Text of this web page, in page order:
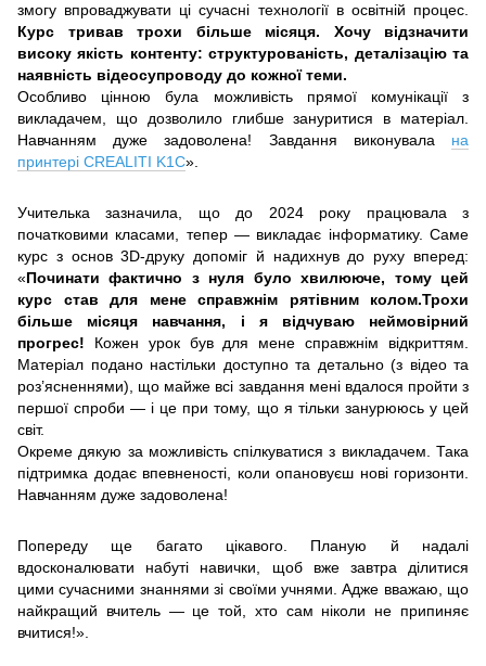
змогу впроваджувати ці сучасні технології в освітній процес.
Курс тривав трохи більше місяця. Хочу відзначити
високу якість контенту: структурованість, деталізацію та
наявність відеосупроводу до кожної теми.
Особливо цінною була можливість прямої комунікації з
викладачем, що дозволило глибше зануритися в матеріал.
Навчанням дуже задоволена! Завдання виконувала на
принтері CREALITI K1С».
Учителька зазначила, що до 2024 року працювала з
початковими класами, тепер — викладає інформатику. Саме
курс з основ 3D-друку допоміг й надихнув до руху вперед:
«Починати фактично з нуля було хвилююче, тому цей
курс став для мене справжнім рятівним колом.Трохи
більше місяця навчання, і я відчуваю неймовірний
прогрес! Кожен урок був для мене справжнім відкриттям.
Матеріал подано настільки доступно та детально (з відео та
роз’ясненнями), що майже всі завдання мені вдалося пройти з
першої спроби — і це при тому, що я тільки занурююсь у цей
світ.
Окреме дякую за можливість спілкуватися з викладачем. Така
підтримка додає впевненості, коли опановуєш нові горизонти.
Навчанням дуже задоволена!
Попереду ще багато цікавого. Планую й надалі
вдосконалювати набуті навички, щоб вже завтра ділитися
цими сучасними знаннями зі своїми учнями. Адже вважаю, що
найкращий вчитель — це той, хто сам ніколи не припиняє
вчитися!».